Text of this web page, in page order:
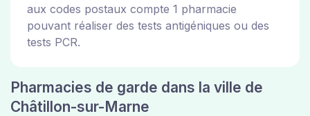
aux codes postaux compte 1 pharmacie
pouvant réaliser des tests antigéniques ou des
tests PCR.
Pharmacies de garde dans la ville de
Châtillon-sur-Marne